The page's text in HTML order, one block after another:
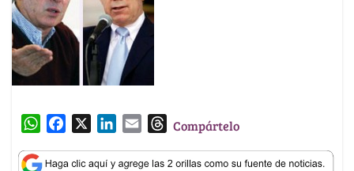
W
a
c
n
a
T
r
Compártelo